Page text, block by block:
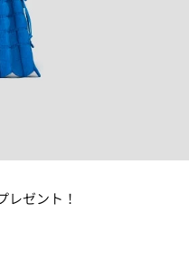
レゼント！